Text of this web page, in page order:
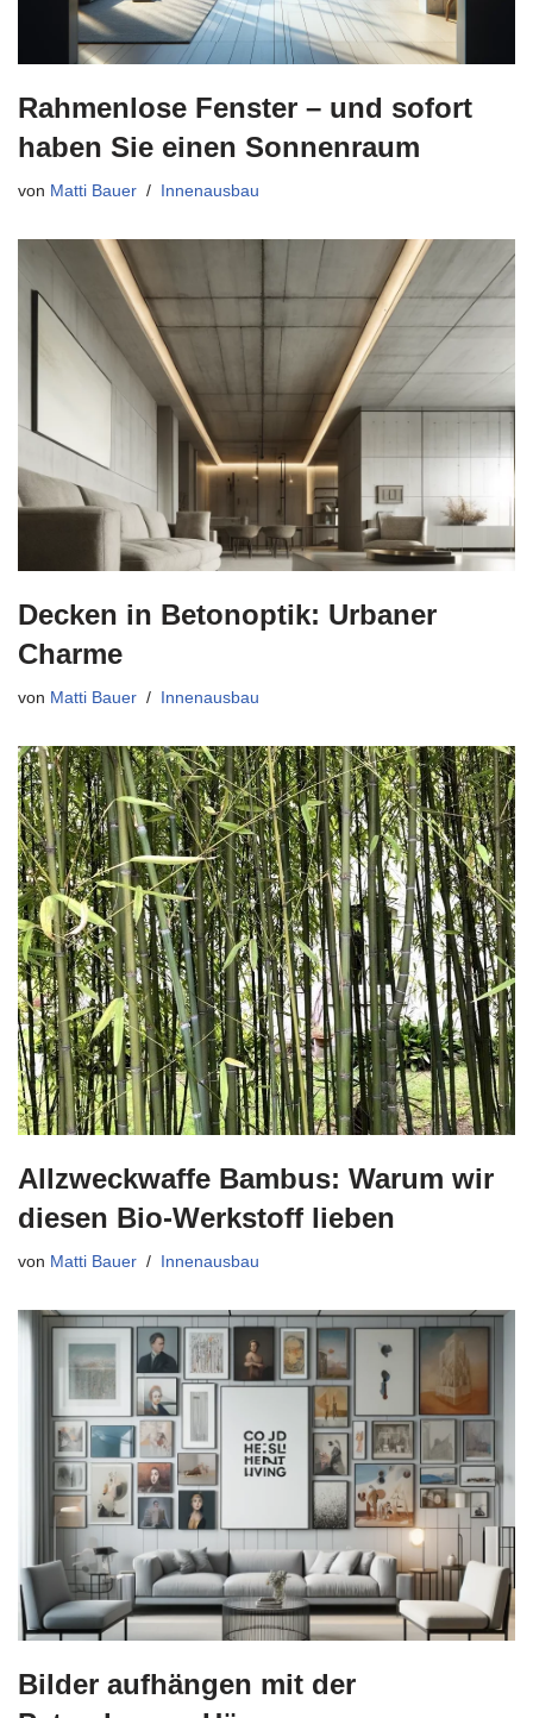
Rahmenlose Fenster – und sofort
haben Sie einen Sonnenraum
von Matti Bauer Innenausbau
Decken in Betonoptik: Urbaner
Charme
von Matti Bauer Innenausbau
Allzweckwaffe Bambus: Warum wir
diesen Bio-Werkstoff lieben
von Matti Bauer Innenausbau
Bilder aufhängen mit der